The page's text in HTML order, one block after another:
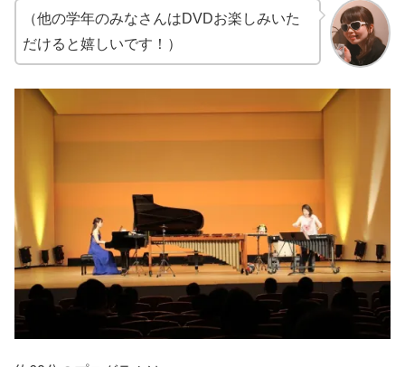
（他の学年のみなさんはDVDお楽しみいた
だけると嬉しいです！）